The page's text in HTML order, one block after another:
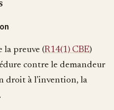
la preuve (R14(1) CBE)
contre le demandeur
droit à l’invention, la